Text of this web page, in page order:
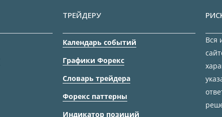
ТРЕЙДЕРУ
Календарь событий
Графики Форекс
Словарь трейдера
Форекс паттерны
Индикатор позиций
Вся